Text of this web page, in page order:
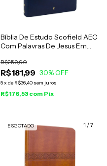
Bíblia De Estudo Scofield AEC
Com Palavras De Jesus Em
R$181,99
R$259,90
30% OFF
5x de R$36,40 sem juros
R$176,53 com Pix
1 /7
ESGOTADO